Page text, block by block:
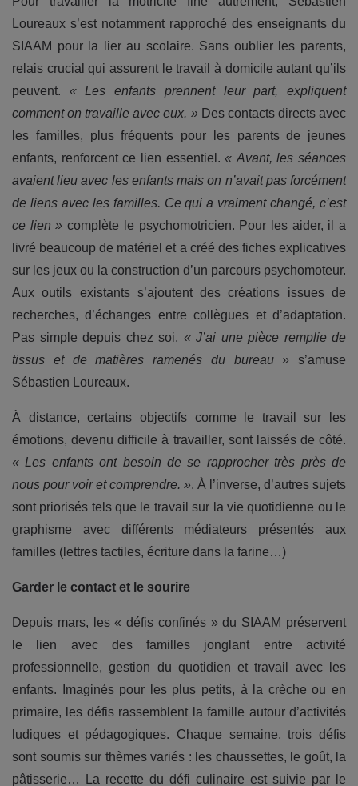
Loureaux s’est notamment rapproché des enseignants du
SIAAM pour la lier au scolaire. Sans oublier les parents,
relais crucial qui assurent le travail à domicile autant qu’ils
peuvent. « Les enfants prennent leur part, expliquent
comment on travaille avec eux. » Des contacts directs avec
les familles, plus fréquents pour les parents de jeunes
enfants, renforcent ce lien essentiel.« Avant, les séances
avaient lieu avec les enfants mais on n’avait pas forcément
de liens avec les familles. Ce qui a vraiment changé, c’est
ce lien » complète le psychomotricien. Pour les aider, il a
livré beaucoup de matériel et a créé des fiches explicatives
sur les jeux ou la construction d’un parcours psychomoteur.
Aux outils existants s’ajoutent des créations issues de
recherches, d’échanges entre collègues et d’adaptation.
Pas simple depuis chez soi. « J’ai une pièce remplie de
tissus et de matières ramenés du bureau » s’amuse
Sébastien Loureaux.
À distance, certains objectifs comme le travail sur les
émotions, devenu difficile à travailler, sont laissés de côté.
« Les enfants ont besoin de se rapprocher très près de
nous pour voir et comprendre. ». À l’inverse, d’autres sujets
sont priorisés tels que le travail sur la vie quotidienne ou le
graphisme avec différents médiateurs présentés aux
familles (lettres tactiles, écriture dans la farine…)
Garder le contact et le sourire
Depuis mars, les « défis confinés » du SIAAM préservent
le lien avec des familles jonglant entre activité
professionnelle, gestion du quotidien et travail avec les
enfants. Imaginés pour les plus petits, à la crèche ou en
primaire, les défis rassemblent la famille autour d’activités
ludiques et pédagogiques. Chaque semaine, trois défis
sont soumis sur thèmes variés : les chaussettes, le goût, la
pâtisserie… La recette du défi culinaire est suivie par le